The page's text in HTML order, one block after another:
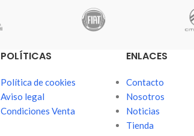
POLÍTICAS
Política de cookies
Aviso legal
Condiciones Venta
ENLACES
Contacto
Nosotros
Noticias
Tienda